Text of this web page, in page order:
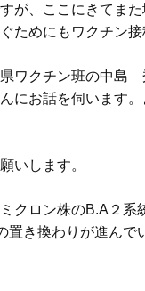
が、ここにきてま
ためにもワクチン
ワクチン班の中島
にお話を伺います
いします。
クロン株のB.A２系
置き換わりが進んで